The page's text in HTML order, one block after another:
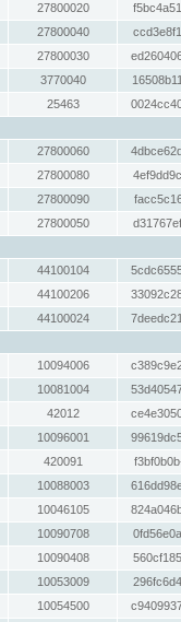
27800020
27800040
27800030
3770040
25463
27800060
27800080
27800090
27800050
44100104
44100206
44100024
10094006
10081004
42012
10096001
420091
10088003
10046105
10090708
10090408
10053009
10054500